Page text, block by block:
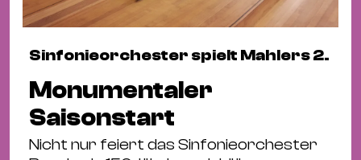
Sinfonieorchester spielt Mahlers 2.
Monumentaler
Saisonstart
Nicht nur feiert das Sinfonieorchester